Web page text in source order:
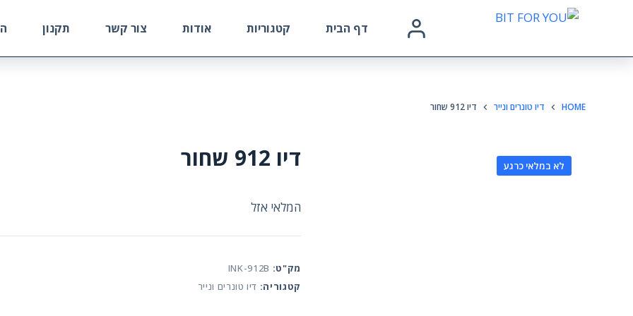
דף הבית קטגוריות אודות צור קשר תקנון
HOME דיו טונרים ונייר דיו 912 שחור
לא במלאי כרגע דיו 912 שחור
המלאי אזל
מק"ט: INK-912B
קטגוריה: דיו טונרים ונייר